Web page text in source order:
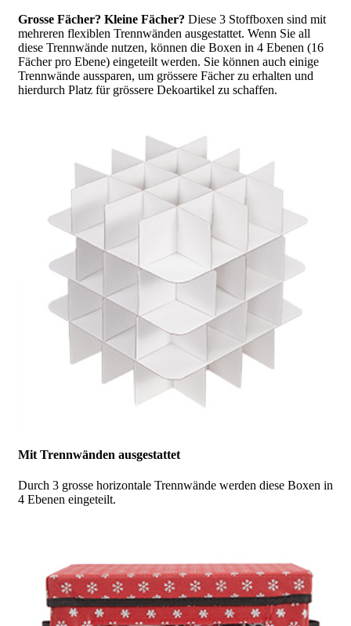
Grosse Fächer? Kleine Fächer? Diese 3 Stoffboxen sind mit
mehreren flexiblen Trennwänden ausgestattet. Wenn Sie all
diese Trennwände nutzen, können die Boxen in 4 Ebenen (16
Fächer pro Ebene) eingeteilt werden. Sie können auch einige
Trennwände aussparen, um grössere Fächer zu erhalten und
hierdurch Platz für grössere Dekoartikel zu schaffen.
Mit Trennwänden ausgestattet
Durch 3 grosse horizontale Trennwände werden diese Boxen in
4 Ebenen eingeteilt.